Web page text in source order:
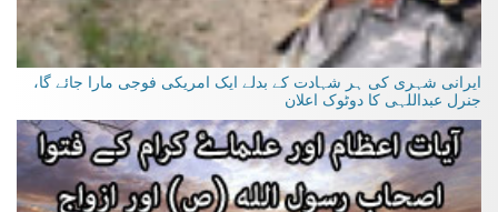
ایرانی شہری کی ہر شہادت کے بدلے ایک امریکی فوجی مارا جائے گا،
جنرل عبداللہی کا دوٹوک اعلان